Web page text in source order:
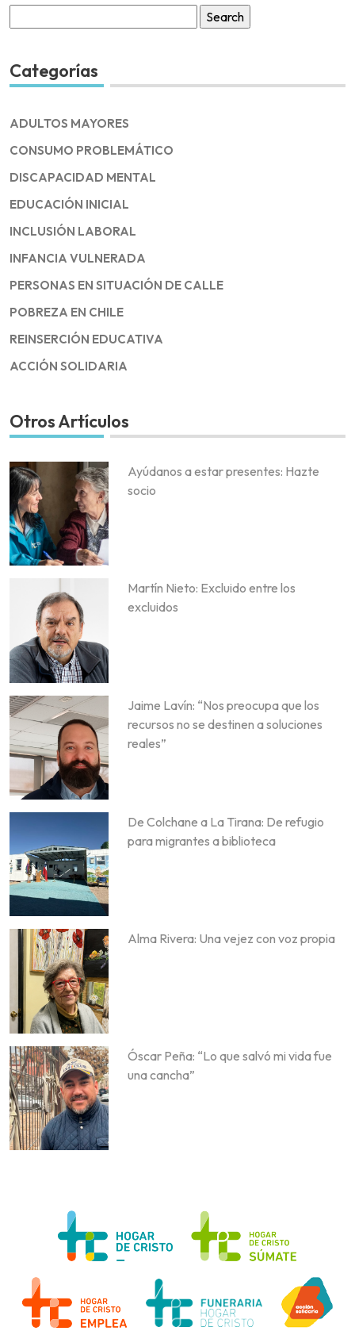
for:
Categorías
ADULTOS MAYORES
CONSUMO PROBLEMÁTICO
DISCAPACIDAD MENTAL
EDUCACIÓN INICIAL
INCLUSIÓN LABORAL
INFANCIA VULNERADA
PERSONAS EN SITUACIÓN DE CALLE
POBREZA EN CHILE
REINSERCIÓN EDUCATIVA
ACCIÓN SOLIDARIA
Otros Artículos
Ayúdanos a estar presentes: Hazte
socio
Martín Nieto: Excluido entre los
excluidos
Jaime Lavín: “Nos preocupa que los
recursos no se destinen a soluciones
reales”
De Colchane a La Tirana: De refugio
para migrantes a biblioteca
Alma Rivera: Una vejez con voz propia
Óscar Peña: “Lo que salvó mi vida fue
una cancha”